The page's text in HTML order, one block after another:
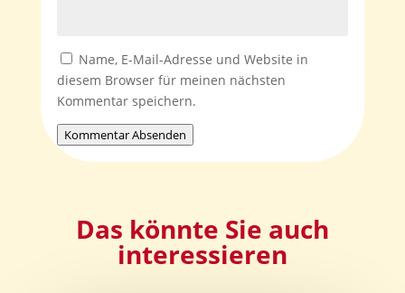
Name, E-Mail-Adresse und Website in
diesem Browser für meinen nächsten
Kommentar speichern.
Kommentar Absenden
Das könnte Sie auch
interessieren